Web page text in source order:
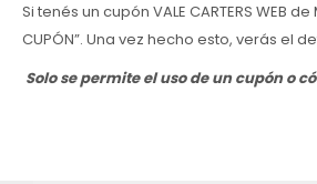
Si tenés un cupón VALE CARTERS WEB
CUPÓN”. Una vez hecho esto, verás el
Solo se permite el uso de un cupón o